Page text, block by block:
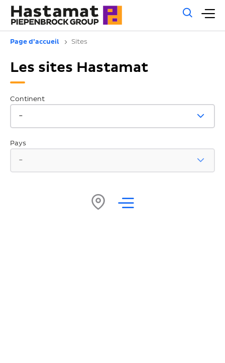
Page d’accueil Sites
Les sites Hastamat
Continent
Pays
CarteListe